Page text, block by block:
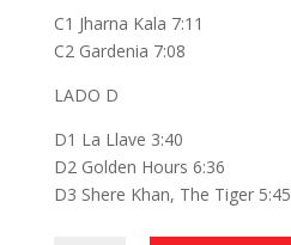
C1 Jharna Kala 7:11
C2 Gardenia 7:08
LADO D
D1 La Llave 3:40
D2 Golden Hours 6:36
D3 Shere Khan, The Tiger 5:45